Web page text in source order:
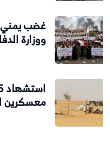
غضب يمني
ووزارة
معسكرين